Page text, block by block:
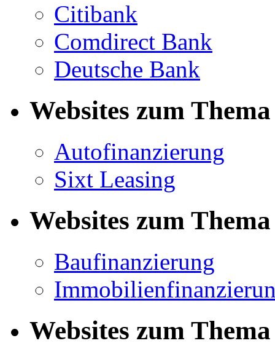
Citibank
Comdirect Bank
Deutsche Bank
Websites zum
Autofinanzierung
Sixt Leasing
Websites zum
Baufinanzierung
Websites zum